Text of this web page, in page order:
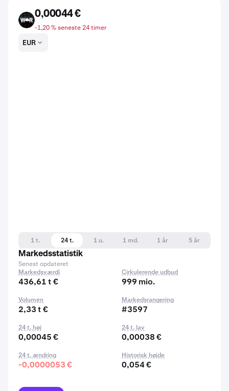
WAR
0,00044 €
-1,20 % seneste 24 timer
EUR
1 t. 24 t. 1 u. 1 md. 1 år
5 år
Markedsstatistik
Senest opdateret
Markedsværdi
436,61 t €
Cirkulerende udbud
999 mio.
Volumen
2,33 t €
Markedsrangering
#3597
24 t. høj
0,00045 €
24 t. lav
0,00038 €
24 t. ændring
-0,0000053 €
Historisk højde
0,054 €